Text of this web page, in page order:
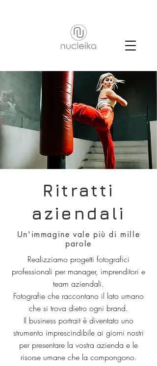
Ritratti
aziendali
Un'immagine vale più di mille
parole
Realizziamo progetti fotografici
professionali per manager, imprenditori e
team aziendali.
Fotografie che raccontano il lato umano
che si trova dietro ogni brand.
Il business portrait è diventato uno
strumento imprescindibile ai giorni nostri
per presentare la vostra azienda e le
risorse umane che la compongono.